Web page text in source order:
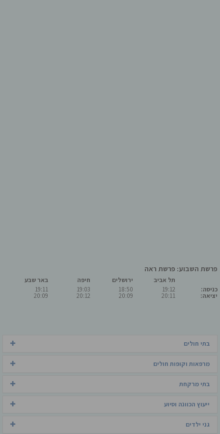
פרשת השבוע: פרשת ראה
כניסה:
יציאה:
תל אביב
19:12
20:11
ירושלים
18:50
20:09
חיפה
19:03
20:12
באר שבע
19:11
20:09
בתי חולים
מרפאות וקופות חולים
בתי מרקחת
ייעוץ הכוונה וסיוע
גני ילדים